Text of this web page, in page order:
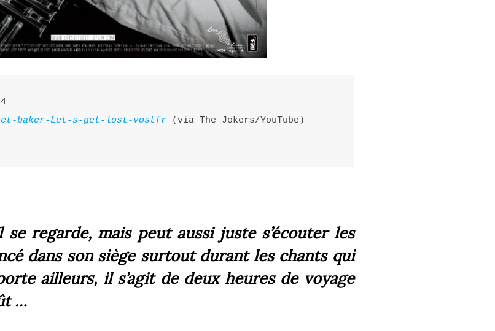
19 juin 2024
baker-Let-s-get-lost-vostfr
regarde, mais peut aussi juste s’écouter les
dans son siège surtout durant les chants qui
ailleurs, il s’agit de deux heures de voyage
…